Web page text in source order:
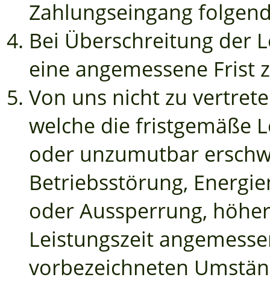
Zahlungseingang
Bei Überschreitung der
eine angemessene Frist
Von uns nicht zu
welche die fristgemäße
oder unzumutbar
Betriebsstörung,
oder Aussperrung,
Leistungszeit
vorbezeichneten